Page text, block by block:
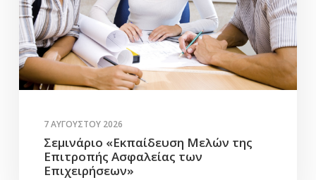
7 ΑΥΓΟΎΣΤΟΥ 2026
Σεμινάριο «Εκπαίδευση Μελών της
Επιτροπής Ασφαλείας των
Επιχειρήσεων»